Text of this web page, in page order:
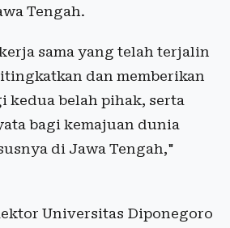
Tengah.
sama yang telah terjalin
dan memberikan
kedua belah pihak, serta
bagi kemajuan dunia
di Jawa Tengah,"
Universitas Diponegoro